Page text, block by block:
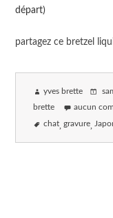
départ)
partagez ce bretzel
yves brette
brette aucun
chat gravure